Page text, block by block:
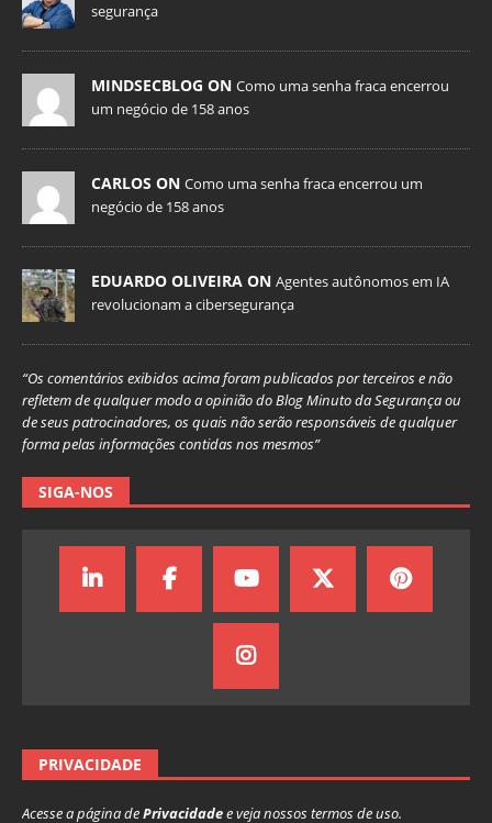
segurança
MINDSECBLOG ON Como uma senha fraca encerrou
um negócio de 158 anos
CARLOS ON Como uma senha fraca encerrou um
negócio de 158 anos
EDUARDO OLIVEIRA ON Agentes autônomos em IA
revolucionam a cibersegurança
“Os comentários exibidos acima foram publicados por terceiros e não
refletem de qualquer modo a opinião do Blog Minuto da Segurança ou
de seus patrocinadores, os quais não serão responsáveis de qualquer
forma pelas informações contidas nos mesmos”
SIGA-NOS
PRIVACIDADE
Acesse a página dePrivacidadee veja nossos termos de uso.